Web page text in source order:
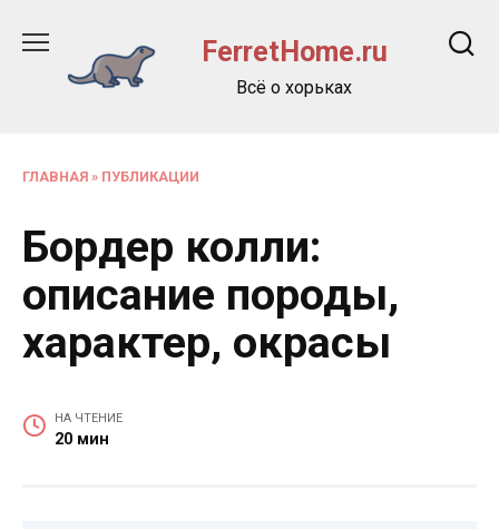
содержанию
FerretHome.ru
Всё о хорьках
ГЛАВНАЯ » ПУБЛИКАЦИИ
Бордер колли:
описание породы,
характер, окрасы
НА ЧТЕНИЕ
20 мин